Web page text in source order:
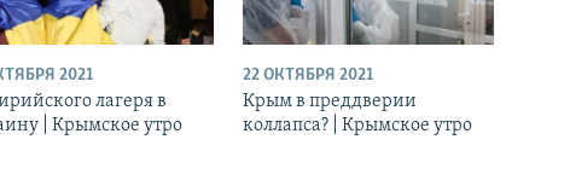
2021
лагеря в
| Крымское утро
22 ОКТЯБРЯ 2021
Крым в преддверии
коллапса? | Крымское утро